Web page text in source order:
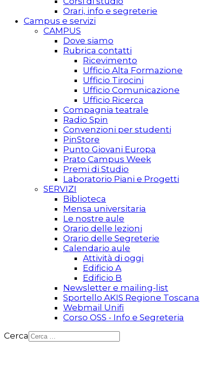
Orari, info e segreterie
Campus e servizi
CAMPUS
Dove siamo
Rubrica contatti
Ricevimento
Ufficio Alta Formazione
Ufficio Tirocini
Ufficio Comunicazione
Ufficio Ricerca
Compagnia teatrale
Radio Spin
Convenzioni per studenti
PinStore
Punto Giovani Europa
Prato Campus Week
Premi di Studio
Laboratorio Piani e Progetti
SERVIZI
Biblioteca
Mensa universitaria
Le nostre aule
Orario delle lezioni
Orario delle Segreterie
Calendario aule
Attività di oggi
Edificio A
Edificio B
Newsletter e mailing-list
Sportello AKIS Regione Toscana
Webmail Unifi
Corso OSS - Info e Segreteria
Cerca